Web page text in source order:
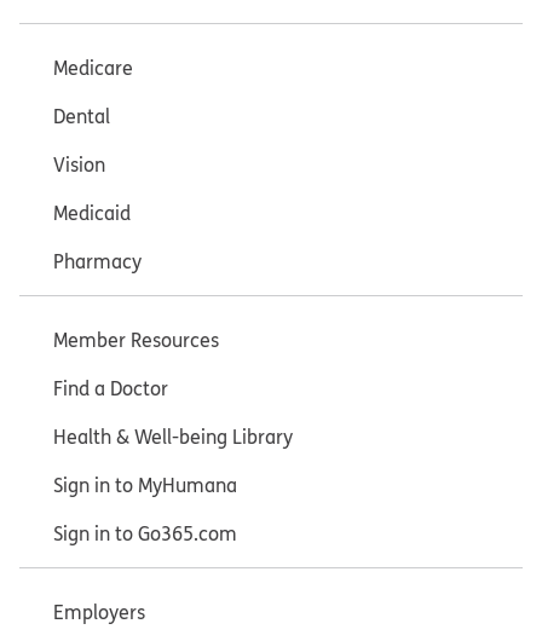
Medicare
Dental
Vision
Medicaid
Pharmacy
Member Resources
Find a Doctor
Health & Well-being Library
Sign in to MyHumana
Sign in to Go365.com
Employers